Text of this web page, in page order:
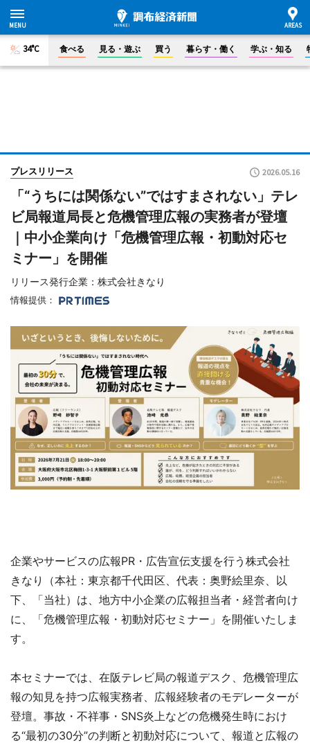
34°C 食べる 見る・遊ぶ 買う 暮らす・働く 学ぶ・知る
プレスリリース 2026.05.16
「“うちには関係ない”ではすまされない」テレ
ビ局報道局長と危機管理広報の実務者が登壇
｜中小企業向け「危機管理広報・初動対応セ
ミナー」を開催
リリース発行企業：株式会社きなり
情報提供：
企業やサービスの広報PR・広告宣伝支援を行う株式会社
きなり（本社：東京都千代田区、代表：奥野絵里奈、以
下、「当社）は、地方中小企業の広報担当者・経営者向け
に、「危機管理広報・初動対応セミナー」を開催いたしま
す。
本セミナーでは、在阪テレビ局の報道デスク、危機管理広
報の知見を持つ広報実務者、広報経験者のモデレーターが
登壇。事故・不祥事・SNS炎上などの危機発生時におけ
る“最初の30分”の判断と初動対応について、報道と広報の